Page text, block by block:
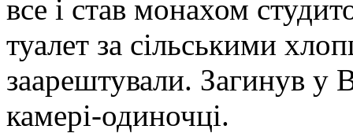
все і став монахом
туалет за сільськими
заарештували. Загинув у
камері-одиночці.